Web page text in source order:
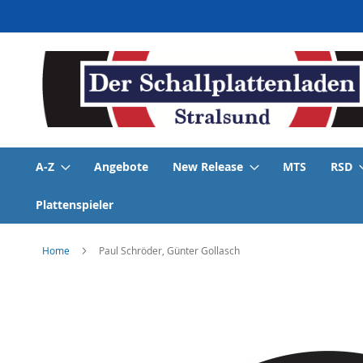
zum
Inhalt
A-Z Angebote New Release MTS RSD
Plattenspieler
Home Paul Schröder, Günter Gollasch